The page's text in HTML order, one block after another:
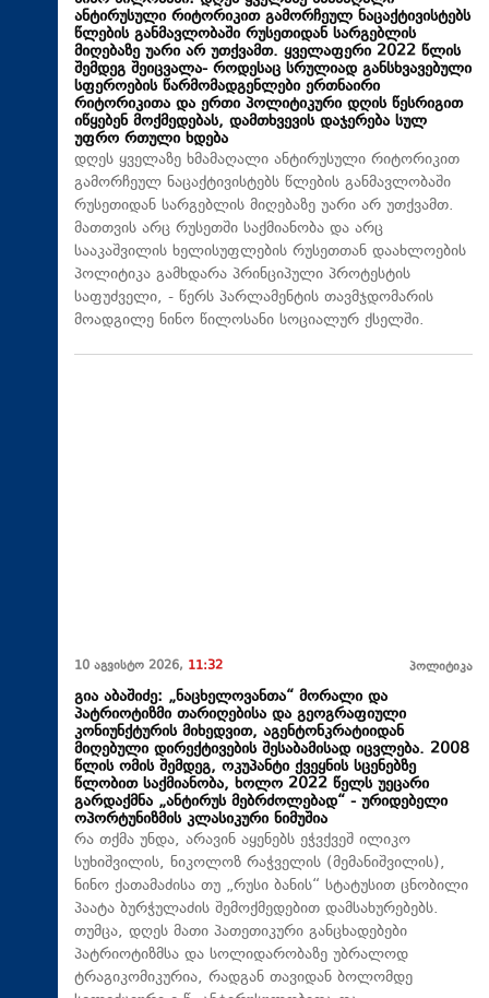
ანტირუსული რიტორიკით გამორჩეულ ნაცაქტივისტებს
წლების განმავლობაში რუსეთიდან სარგებლის
მიღებაზე უარი არ უთქვამთ. ყველაფერი 2022 წლის
შემდეგ შეიცვალა- როდესაც სრულიად განსხვავებული
სფეროების წარმომადგენლები ერთნაირი
რიტორიკითა და ერთი პოლიტიკური დღის წესრიგით
იწყებენ მოქმედებას, დამთხვევის დაჯერება სულ
უფრო რთული ხდება
დღეს ყველაზე ხმამაღალი ანტირუსული რიტორიკით
გამორჩეულ ნაცაქტივისტებს წლების განმავლობაში
რუსეთიდან სარგებლის მიღებაზე უარი არ უთქვამთ.
მათთვის არც რუსეთში საქმიანობა და არც
სააკაშვილის ხელისუფლების რუსეთთან დაახლოების
პოლიტიკა გამხდარა პრინციპული პროტესტის
საფუძველი, - წერს პარლამენტის თავმჯდომარის
მოადგილე ნინო წილოსანი სოციალურ ქსელში.
10 აგვისტო 2026, 11:32 პოლიტიკა
გია აბაშიძე: „ნაცხელოვანთა“ მორალი და
პატრიოტიზმი თარიღებისა და გეოგრაფიული
კონიუნქტურის მიხედვით, აგენტონკრატიიდან
მიღებული დირექტივების შესაბამისად იცვლება. 2008
წლის ომის შემდეგ, ოკუპანტი ქვეყნის სცენებზე
წლობით საქმიანობა, ხოლო 2022 წელს უეცარი
გარდაქმნა „ანტირუს მებრძოლებად“ - ურიდებელი
ოპორტუნიზმის კლასიკური ნიმუშია
რა თქმა უნდა, არავინ აყენებს ეჭვქვეშ ილიკო
სუხიშვილის, ნიკოლოზ რაჭველის (მემანიშვილის),
ნინო ქათამაძისა თუ „რუსი ბანის“ სტატუსით ცნობილი
პაატა ბურჭულაძის შემოქმედებით დამსახურებებს.
თუმცა, დღეს მათი პათეთიკური განცხადებები
პატრიოტიზმსა და სოლიდარობაზე უბრალოდ
ტრაგიკომიკურია, რადგან თავიდან ბოლომდე